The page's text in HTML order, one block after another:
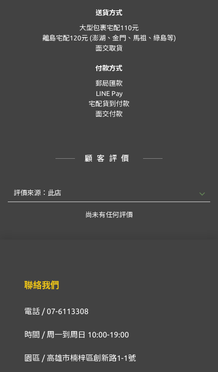
送貨方式
大型包裹宅配110元
離島宅配120元 (澎湖、金門、馬祖、綠島等)
面交取貨
付款方式
郵局匯款
LINE Pay
宅配貨到付款
面交付款
顧客評價
尚未有任何評價
聯絡我們
電話 / 07-6113308
時間 / 周一到周日 10:00-19:00
園區 / 高雄市楠梓區創新路1-1號